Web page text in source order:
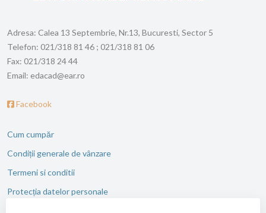
Adresa: Calea 13 Septembrie, Nr.13, Bucuresti, Sector 5
Telefon: 021/318 81 46 ; 021/318 81 06
Fax: 021/318 24 44
Email: edacad@ear.ro
Facebook
Cum cumpăr
Condiții generale de vânzare
Termeni si conditii
Protecția datelor personale